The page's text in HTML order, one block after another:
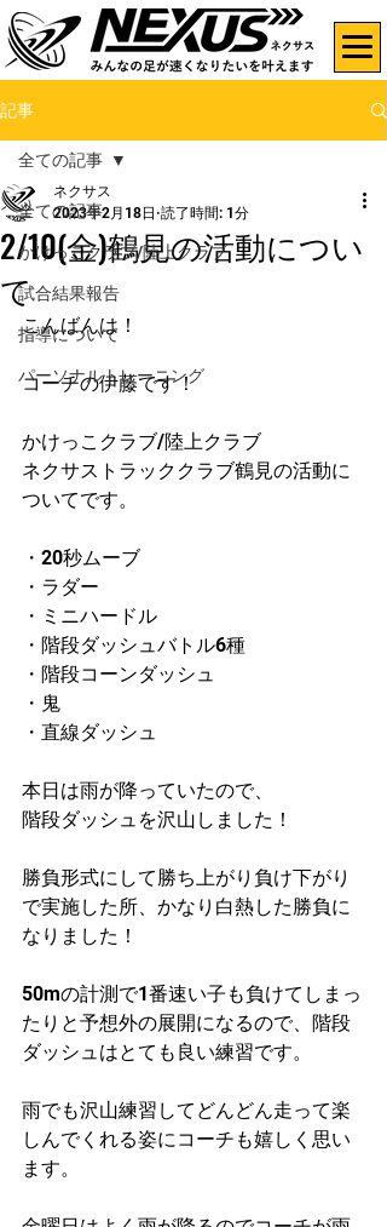
記事
全ての記事
かけっこクラブ/陸上クラブ
試合結果報告
指導について
パーソナルトレーニング
全ての記事
2/10(金)鶴見の活動につい
て
ネクサス
2023年2月18日 読了時間: 1分
こんばんは！
コーチの伊藤です！
かけっこクラブ/陸上クラブ
ネクサストラッククラブ鶴見の活動に
ついてです。
・20秒ムーブ
・ラダー
・ミニハードル
・階段ダッシュバトル6種
・階段コーンダッシュ
・鬼
・直線ダッシュ
本日は雨が降っていたので、
階段ダッシュを沢山しました！
勝負形式にして勝ち上がり負け下がり
で実施した所、かなり白熱した勝負に
なりました！
50mの計測で1番速い子も負けてしまっ
たりと予想外の展開になるので、階段
ダッシュはとても良い練習です。
雨でも沢山練習してどんどん走って楽
しんでくれる姿にコーチも嬉しく思い
ます。